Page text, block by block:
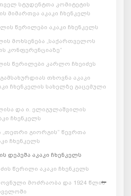
სტუდენტთა კომიტეტის
მიმართვა აკაკი ჩხენკელს
წერილები აკაკი ჩხენკელს
მოხსენება „საქართველოს
კონფერენციაზე“
წერილები კარლო ჩხეიძეს
თხოვნა აკაკი
ჩხენკელის სახელზე გაცემული
და ი. ელიგულაშვილის
ჩხენკელს
„თეთრი გიორგის“ წევრთა
ჩხენკელს
დეპეშა აკაკი ჩხენკელს
წერილი აკაკი ჩხენკელს
მოძრაობა და 1924 წლის